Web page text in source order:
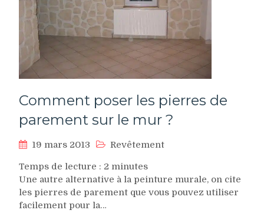
Comment poser les pierres de
parement sur le mur ?
19 mars 2013 Revêtement
Temps de lecture : 2 minutes
Une autre alternative à la peinture murale, on cite
les pierres de parement que vous pouvez utiliser
facilement pour la…